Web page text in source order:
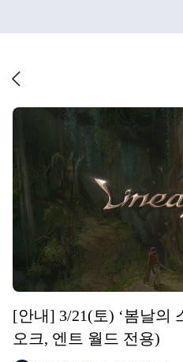
[안내] 3/21(토) ‘봄날의
오크, 엔트 월드 전용)